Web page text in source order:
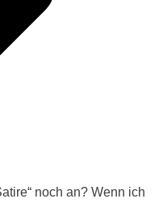
noch an? Wenn ich